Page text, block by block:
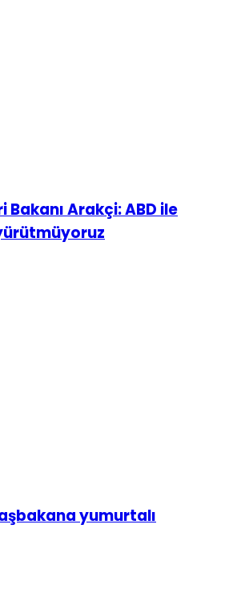
Bakanı Arakçi: ABD ile
yumurtalı